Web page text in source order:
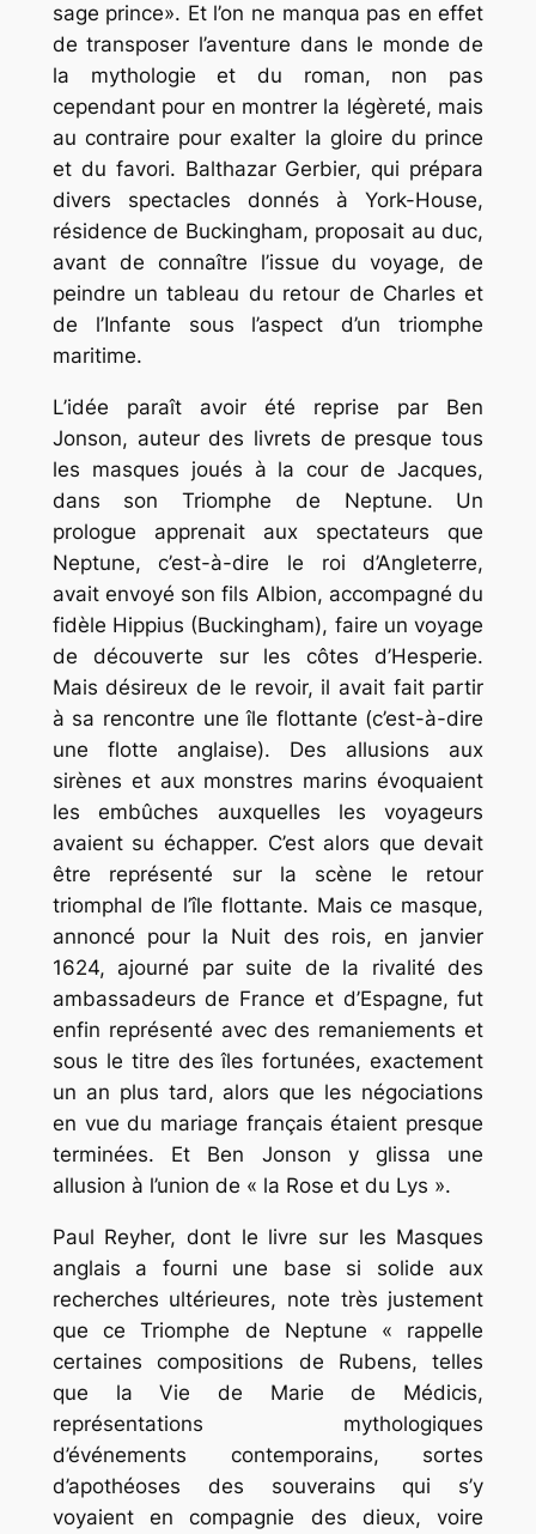
sage prince». Et l’on ne manqua pas en effet
de transposer l’aventure dans le monde de
la mythologie et du roman, non pas
cependant pour en montrer la légèreté, mais
au contraire pour exalter la gloire du prince
et du favori. Balthazar Gerbier, qui prépara
divers spectacles donnés à York-House,
résidence de Buckingham, proposait au duc,
avant de connaître l’issue du voyage, de
peindre un tableau du retour de Charles et
de l’Infante sous l’aspect d’un triomphe
maritime.
L’idée paraît avoir été reprise par Ben
Jonson, auteur des livrets de presque tous
les masques joués à la cour de Jacques,
dans son Triomphe de Neptune. Un
prologue apprenait aux spectateurs que
Neptune, c’est-à-dire le roi d’Angleterre,
avait envoyé son fils Albion, accompagné du
fidèle Hippius (Buckingham), faire un voyage
de découverte sur les côtes d’Hesperie.
Mais désireux de le revoir, il avait fait partir
à sa rencontre une île flottante (c’est-à-dire
une flotte anglaise). Des allusions aux
sirènes et aux monstres marins évoquaient
les embûches auxquelles les voyageurs
avaient su échapper. C’est alors que devait
être représenté sur la scène le retour
triomphal de l’île flottante. Mais ce masque,
annoncé pour la Nuit des rois, en janvier
1624, ajourné par suite de la rivalité des
ambassadeurs de France et d’Espagne, fut
enfin représenté avec des remaniements et
sous le titre des îles fortunées, exactement
un an plus tard, alors que les négociations
en vue du mariage français étaient presque
terminées. Et Ben Jonson y glissa une
allusion à l’union de « la Rose et du Lys ».
Paul Reyher, dont le livre sur les Masques
anglais a fourni une base si solide aux
recherches ultérieures, note très justement
que ce Triomphe de Neptune « rappelle
certaines compositions de Rubens, telles
que la Vie de Marie de Médicis,
représentations mythologiques
d’événements contemporains, sortes
d’apothéoses des souverains qui s’y
voyaient en compagnie des dieux, voire